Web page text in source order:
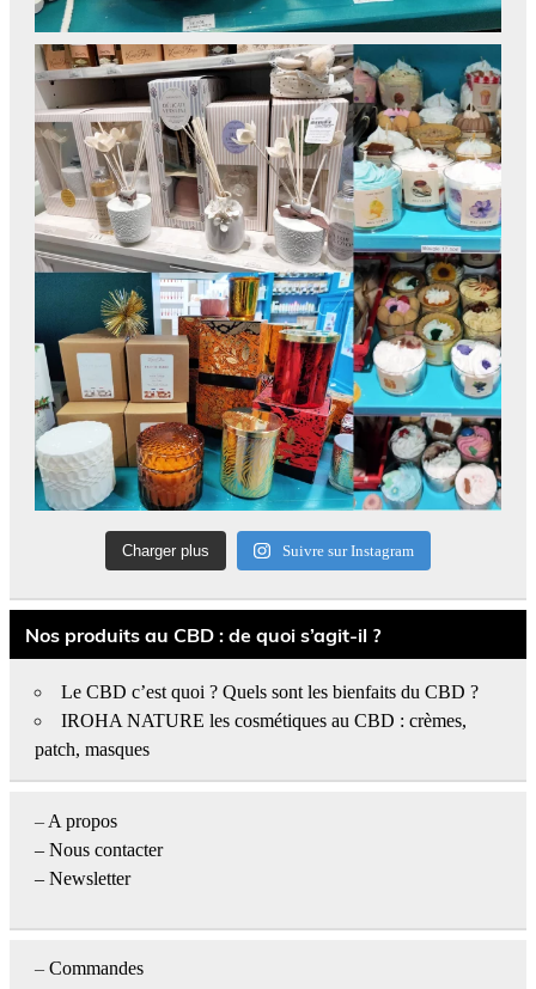
Charger plus Suivre sur Instagram
Nos produits au CBD : de quoi s’agit-il ?
Le CBD c’est quoi ? Quels sont les bienfaits du CBD ?
IROHA NATURE les cosmétiques au CBD : crèmes,
patch, masques
– A propos
– Nous contacter
– Newsletter
– Commandes